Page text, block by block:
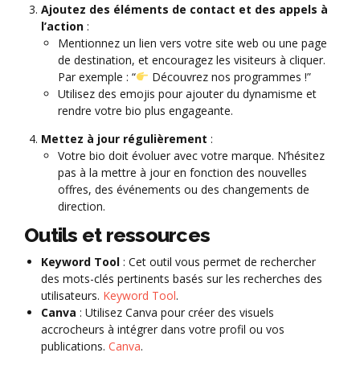
Ajoutez des éléments de contact et des appels à
l’action :
Mentionnez un lien vers votre site web ou une page
de destination, et encouragez les visiteurs à cliquer.
Par exemple : “
Découvrez nos programmes !”
Utilisez des emojis pour ajouter du dynamisme et
rendre votre bio plus engageante.
Mettez à jour régulièrement :
Votre bio doit évoluer avec votre marque. N’hésitez
pas à la mettre à jour en fonction des nouvelles
offres, des événements ou des changements de
direction.
Outils et ressources
Keyword Tool : Cet outil vous permet de rechercher
des mots-clés pertinents basés sur les recherches des
utilisateurs. Keyword Tool.
Canva : Utilisez Canva pour créer des visuels
accrocheurs à intégrer dans votre profil ou vos
publications. Canva.